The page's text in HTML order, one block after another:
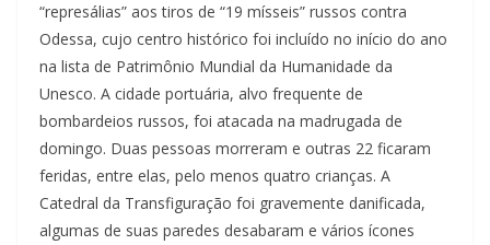
“represálias” aos tiros de “19 mísseis” russos contra
Odessa, cujo centro histórico foi incluído no início do ano
na lista de Patrimônio Mundial da Humanidade da
Unesco. A cidade portuária, alvo frequente de
bombardeios russos, foi atacada na madrugada de
domingo. Duas pessoas morreram e outras 22 ficaram
feridas, entre elas, pelo menos quatro crianças. A
Catedral da Transfiguração foi gravemente danificada,
algumas de suas paredes desabaram e vários ícones